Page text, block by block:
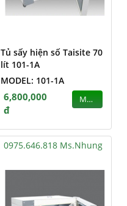
Tủ sấy hiện số Taisite 70
lít 101-1A
MODEL: 101-1A
6,800,000
đ
MUA
0975.646.818 Ms.Nhung